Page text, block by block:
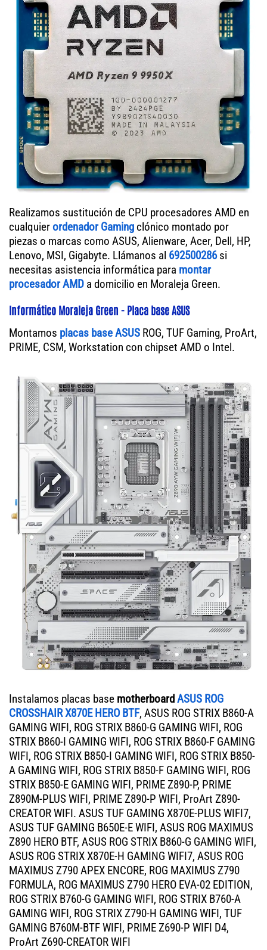
Realizamos sustitución de CPU procesadores AMD en
cualquierordenador Gaming clónico montado por
piezas o marcas como ASUS, Alienware, Acer, Dell, HP,
Lenovo, MSI, Gigabyte. Llámanos al 692500286si
necesitas asistencia informática para montar
procesador AMD a domicilio en Moraleja Green.
Informático Moraleja Green - Placa base ASUS
Montamos placas base ASUS ROG, TUF Gaming, ProArt,
PRIME, CSM, Workstation con chipset AMD o Intel.
Instalamos placas base motherboardASUS ROG
CROSSHAIR X870E HERO BTF, ASUS ROG STRIX B860-A
GAMING WIFI, ROG STRIX B860-G GAMING WIFI, ROG
STRIX B860-I GAMING WIFI, ROG STRIX B860-F GAMING
WIFI, ROG STRIX B850-I GAMING WIFI, ROG STRIX B850-
A GAMING WIFI, ROG STRIX B850-F GAMING WIFI, ROG
STRIX B850-E GAMING WIFI, PRIME Z890-P, PRIME
Z890M-PLUS WIFI, PRIME Z890-P WIFI, ProArt Z890-
CREATOR WIFI. ASUS TUF GAMING X870E-PLUS WIFI7,
ASUS TUF GAMING B650E-E WIFI, ASUS ROG MAXIMUS
Z890 HERO BTF, ASUS ROG STRIX B860-G GAMING WIFI,
ASUS ROG STRIX X870E-H GAMING WIFI7, ASUS ROG
MAXIMUS Z790 APEX ENCORE, ROG MAXIMUS Z790
FORMULA, ROG MAXIMUS Z790 HERO EVA-02 EDITION,
ROG STRIX B760-G GAMING WIFI, ROG STRIX B760-A
GAMING WIFI, ROG STRIX Z790-H GAMING WIFI, TUF
GAMING B760M-BTF WIFI, PRIME Z690-P WIFI D4,
ProArt Z690-CREATOR WIFI